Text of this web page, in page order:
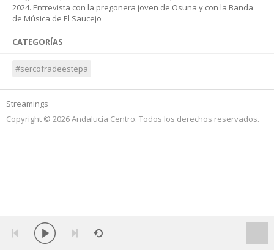
2024. Entrevista con la pregonera joven de Osuna y con la Banda
de Música de El Saucejo
CATEGORÍAS
#sercofradeestepa
Streamings
Copyright © 2026 Andalucía Centro. Todos los derechos reservados.